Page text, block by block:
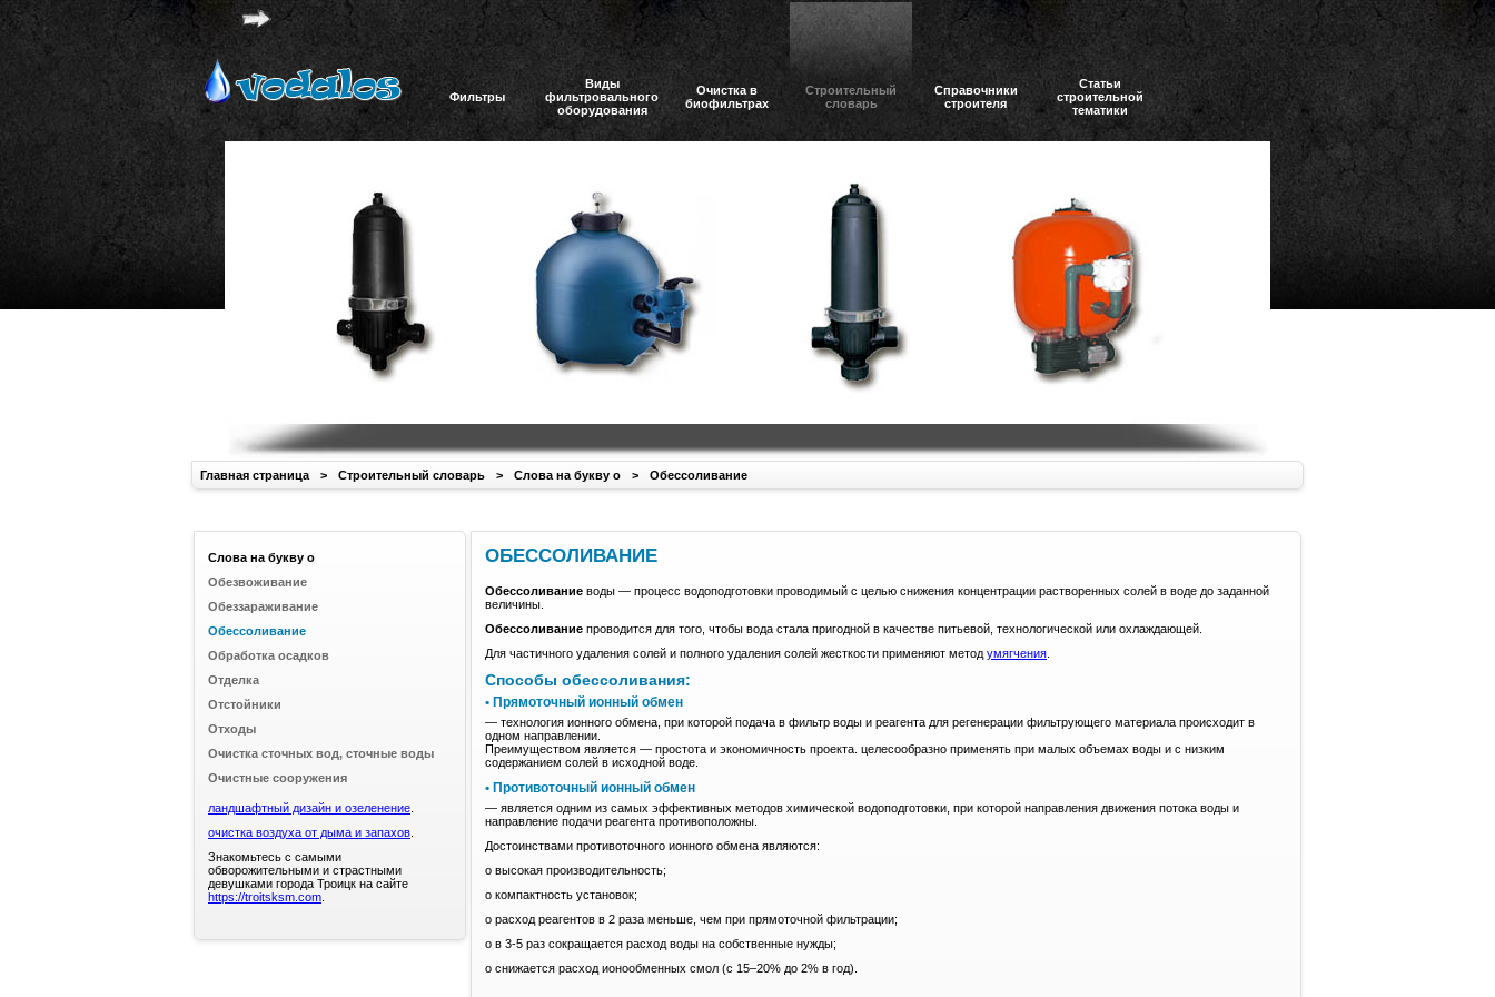
Фильтры
Виды
фильтровального
оборудования
Очистка в
биофильтрах
Строительный
словарь
Справочники
строителя
Статьи
строительной
тематики
Главная страница > Строительный словарь > Слова на букву о > Обессоливание
ОБЕССОЛИВАНИЕ
Обессоливание воды — процесс водоподготовки проводимый с целью снижения концентрации растворенных солей в воде до заданной
величины.
Обессоливание проводится для того, чтобы вода стала пригодной в качестве питьевой, технологической или охлаждающей.
Для частичного удаления солей и полного удаления солей жесткости применяют метод умягчения
Cпособы обессоливания:
• Прямоточный ионный обмен
— технология ионного обмена, при которой подача в фильтр воды и реагента для регенерации фильтрующего материала происходит в
одном направлении.
Преимуществом является — простота и экономичность проекта. целесообразно применять при малых объемах воды и с низким
содержанием солей в исходной воде.
• Противоточный ионный обмен
— является одним из самых эффективных методов химической водоподготовки, при которой направления движения потока воды и
направление подачи реагента противоположны.
Достоинствами противоточного ионного обмена являются:
o высокая производительность;
o компактность установок;
o расход реагентов в 2 раза меньше, чем при прямоточной фильтрации;
o в 3-5 раз сокращается расход воды на собственные нужды;
o снижается расход ионообменных смол (с 15–20% до 2% в год).
Слова на букву о
Обезвоживание
Обеззараживание
Обессоливание
Обработка осадков
Отделка
Отстойники
Отходы
Очистка сточных вод, сточные воды
Очистные сооружения
ландшафтный дизайн и озеленение
очистка воздуха от дыма и запахов
Знакомьтесь с самыми
обворожительными и страстными
девушками города Троицк на сайте
https://troitsksm.com